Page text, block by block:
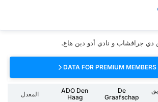
دي جرافشاب و نادي أدو دين هاغ.
DATA FOR PREMIUM MEMBERS
De
Graafschap
ADO Den
Haag
المعدل